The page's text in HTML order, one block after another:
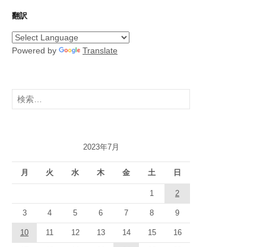
翻訳
Powered by Translate
検
索:
2023年7月
月 火 水 木 金 土 日
1 2
3 4 5 6 7 8 9
10 11 12 13 14 15 16